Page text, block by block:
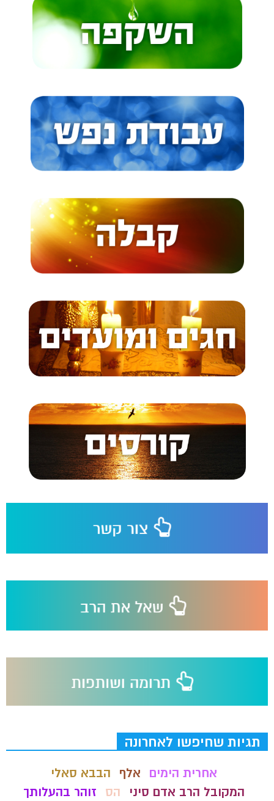
תגיות שחיפשו לאחרונה
אחרית הימים אלף
הבבא סאלי
המקובל הרב אדם סיני
הס
זוהר בהעלותך